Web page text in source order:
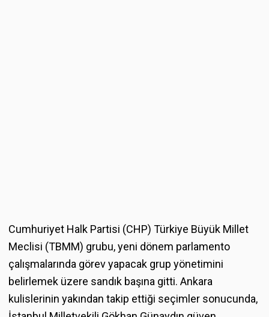
Cumhuriyet Halk Partisi (CHP) Türkiye Büyük Millet
Meclisi (TBMM) grubu, yeni dönem parlamento
çalışmalarında görev yapacak grup yönetimini
belirlemek üzere sandık başına gitti. Ankara
kulislerinin yakından takip ettiği seçimler sonucunda,